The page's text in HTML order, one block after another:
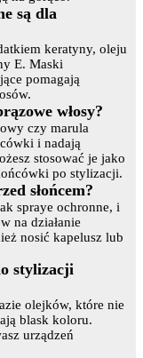
są dla
keratyny, oleju
E. Maski
pomagają
włosy?
czy marula
i nadają
stosować je jako
po stylizacji.
słońcem?
spraye ochronne, i
na działanie
nosić kapelusz lub
stylizacji
olejków, które nie
blask koloru.
urządzeń